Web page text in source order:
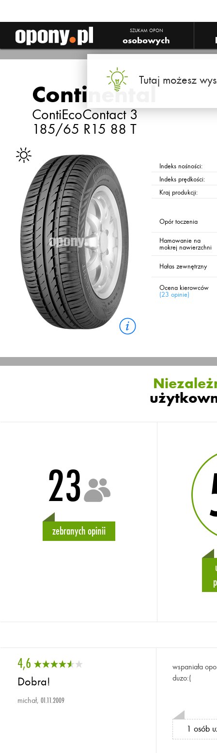
SZUKAM OPON
osobowych
Tutaj możesz
Continental
ContiEcoContact 3
185/65 R15 88 T
Indeks nośności:
Indeks prędkości:
Kraj produkcji:
Opór toczenia
Hamowanie na
mokrej nawierzchni
Hałas zewnętrzny
Ocena kierowców
(23 opinie)
23
zebranych opinii
4,6
Dobra!
michał, 01.11.2009
wspaniała
duzo:(
1 osób